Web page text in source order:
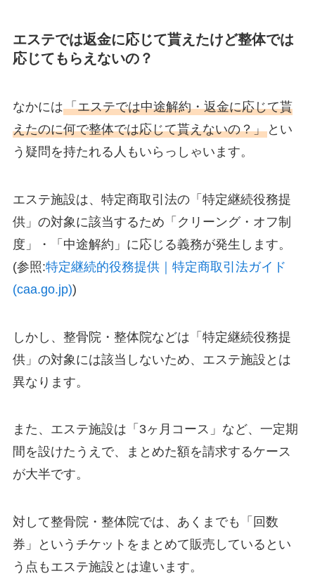
エステでは返金に応じて貰えたけど整体では
応じてもらえないの？
なかには「エステでは中途解約・返金に応じて貰
えたのに何で整体では応じて貰えないの？」とい
う疑問を持たれる人もいらっしゃいます。
エステ施設は、特定商取引法の「特定継続役務提
供」の対象に該当するため「クリーング・オフ制
度」・「中途解約」に応じる義務が発生します。
(参照:特定継続的役務提供｜特定商取引法ガイド
(caa.go.jp))
しかし、整骨院・整体院などは「特定継続役務提
供」の対象には該当しないため、エステ施設とは
異なります。
また、エステ施設は「3ヶ月コース」など、一定期
間を設けたうえで、まとめた額を請求するケース
が大半です。
対して整骨院・整体院では、あくまでも「回数
券」というチケットをまとめて販売しているとい
う点もエステ施設とは違います。